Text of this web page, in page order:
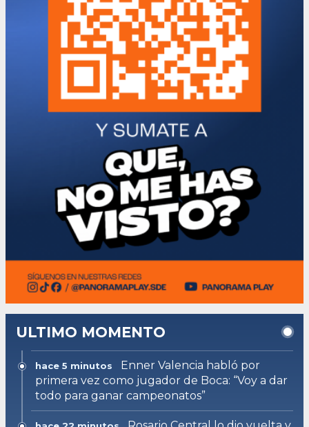
ULTIMO MOMENTO
hace 5 minutos
Enner Valencia habló por
primera vez como jugador de Boca: “Voy a dar
todo para ganar campeonatos”